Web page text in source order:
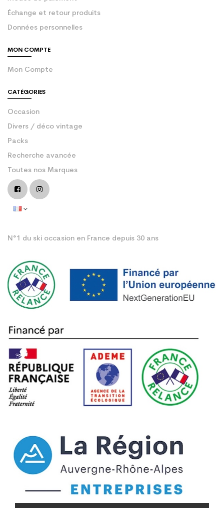
Échange et retour produits
Données personnelles
MON COMPTE
Mon Compte
CATÉGORIES
Occasion
Divers / déco vintage
Packs
Recherche avancée
Toutes nos Marques
N°1 du ski occasion en France depuis 30 ans